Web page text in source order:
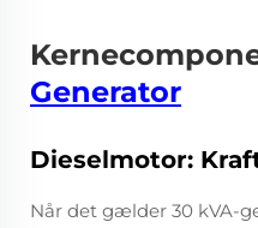
Generator
Dieselmotor:
Når det gælder 30 kVA-